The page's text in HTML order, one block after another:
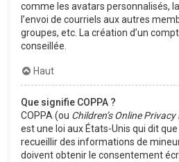
comme les avatars personnalisés,
l’envoi de courriels aux autres
groupes, etc. La création d’un
conseillée.
Haut
Que signifie COPPA ?
COPPA (ou Children’s Online
est une loi aux États-Unis qui dit
recueillir des informations de
doivent obtenir le consentement